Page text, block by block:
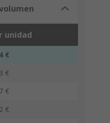
unidad
€
€
€
€